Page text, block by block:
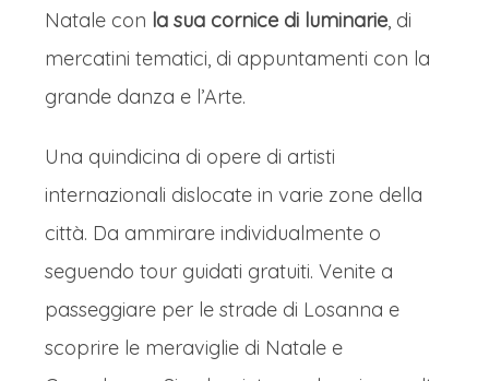
Natale con la sua cornice di luminarie, di
mercatini tematici, di appuntamenti con la
grande danza e l’Arte.
Una quindicina di opere di artisti
internazionali dislocate in varie zone della
città. Da ammirare individualmente o
seguendo tour guidati gratuiti. Venite a
passeggiare per le strade di Losanna e
scoprire le meraviglie di Natale e